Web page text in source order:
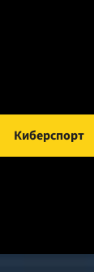
Киберспорт